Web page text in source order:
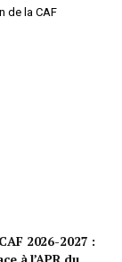
de la CAF
2026-2027 :